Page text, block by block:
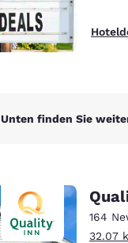
Unten finden Sie
164
32.07